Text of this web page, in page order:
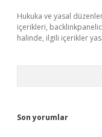
Hukuka ve yasal
içerikleri,
halinde, ilgili içerikler
Son yorumlar